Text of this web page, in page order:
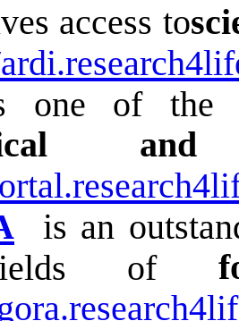
access to
one of the
is an
of